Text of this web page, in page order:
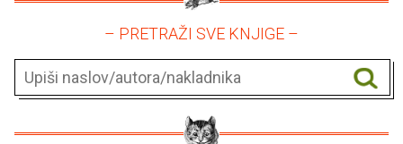
– PRETRAŽI SVE KNJIGE –